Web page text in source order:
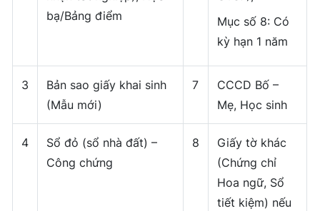
bạ/Bảng điểm
Mục số 8: Có
kỳ hạn 1 năm
3
Bản sao giấy khai sinh
(Mẫu mới)
7
CCCD Bố –
Mẹ, Học sinh
4
Sổ đỏ (sổ nhà đất) –
Công chứng
8
Giấy tờ khác
(Chứng chỉ
Hoa ngữ, Sổ
tiết kiệm) nếu